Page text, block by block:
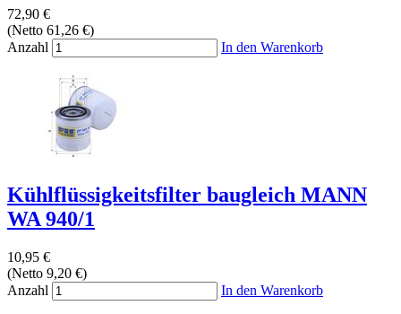
72,90 €
(Netto 61,26 €)
Anzahl
In den Warenkorb
Kühlflüssigkeitsfilter baugleich MANN
WA 940/1
10,95 €
(Netto 9,20 €)
Anzahl
In den Warenkorb